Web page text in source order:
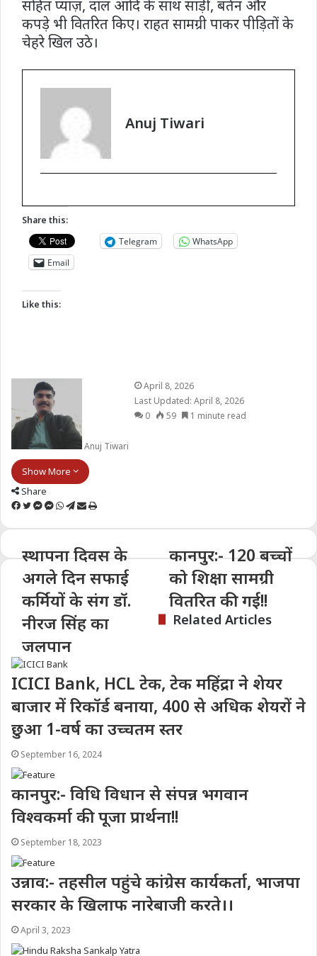
सहित प्याज़, दाल आदि के साथ साड़ी, बर्तन और
कपड़े भी वितरित किए। राहत सामग्री पाकर पीड़ितों के
चेहरे खिल उठे।
Anuj Tiwari
Share this:
Telegram
WhatsApp
Email
Like this:
Anuj Tiwari
April 8, 2026
Last Updated: April 8, 2026
0
59 1 minute read
Show More
Share
Facebook
Twitter
Messenger
Messenger
WhatsApp
Telegram
Share
Print
स्थापना दिवस के
अगले दिन सफाई
कर्मियों के संग डॉ.
नीरज सिंह का
जलपान
कानपुर:- 120 बच्चों
को शिक्षा सामग्री
वितरित की गई!!
Related Articles
ICICI Bank, HCL टेक, टेक महिंद्रा ने शेयर
बाजार में रिकॉर्ड बनाया, 400 से अधिक शेयरों ने
छुआ 1-वर्ष का उच्चतम स्तर
September 16, 2024
कानपुर:- विधि विधान से संपन्न भगवान
विश्वकर्मा की पूजा प्रार्थना!!
September 18, 2023
उन्नाव:- तहसील पहुंचे कांग्रेस कार्यकर्ता, भाजपा
सरकार के खिलाफ नारेबाजी करते।।
April 3, 2023